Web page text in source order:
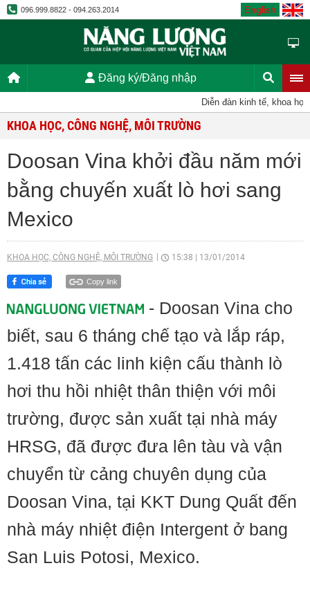
096.999.8822 - 094.263.2014 English
Đăng ký/Đăng nhập
Diễn đàn kinh tế, khoa học,
KHOA HỌC, CÔNG NGHỆ, MÔI TRƯỜNG
Doosan Vina khởi đầu năm mới
bằng chuyến xuất lò hơi sang
Mexico
KHOA HỌC, CÔNG NGHỆ, MÔI TRƯỜNG 15:38 13/01/2014
Copy link
- Doosan Vina cho
biết, sau 6 tháng chế tạo và lắp ráp,
1.418 tấn các linh kiện cấu thành lò
hơi thu hồi nhiệt thân thiện với môi
trường, được sản xuất tại nhà máy
HRSG, đã được đưa lên tàu và vận
chuyển từ cảng chuyên dụng của
Doosan Vina, tại KKT Dung Quất đến
nhà máy nhiệt điện Intergent ở bang
San Luis Potosi, Mexico.